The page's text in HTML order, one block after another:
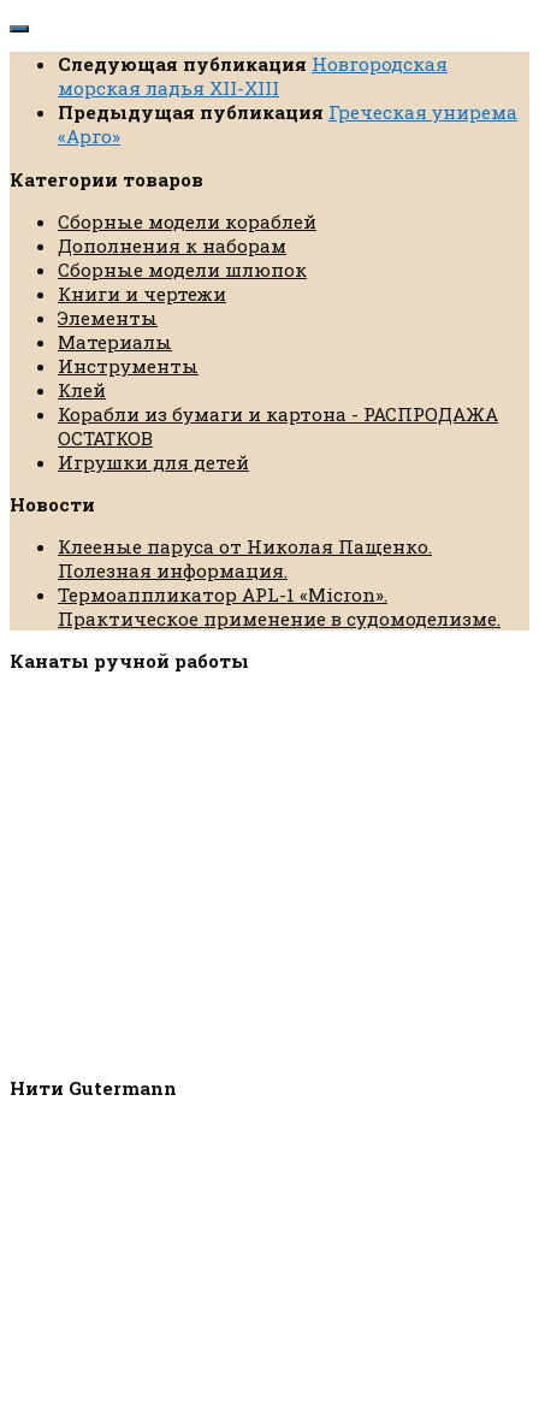
Следующая публикация Новгородская
морская ладья XII-XIII
Предыдущая публикация Греческая унирема
«Арго»
Категории товаров
Сборные модели кораблей
Дополнения к наборам
Сборные модели шлюпок
Книги и чертежи
Элементы
Материалы
Инструменты
Клей
Корабли из бумаги и картона - РАСПРОДАЖА
ОСТАТКОВ
Игрушки для детей
Новости
Клееные паруса от Николая Пащенко.
Полезная информация.
Термоаппликатор APL-1 «Micron».
Практическое применение в судомоделизме.
Канаты ручной работы
Нити Gutermann